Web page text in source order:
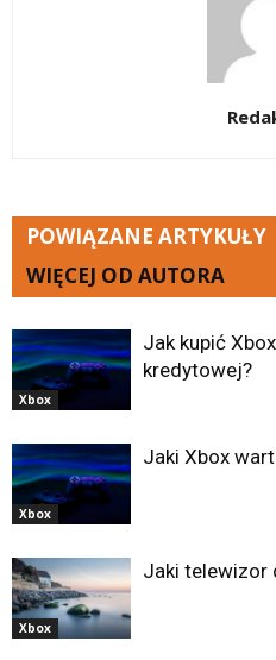
POWIĄZANE ARTYKUŁY
WIĘCEJ OD AUTORA
Xbox
Jak kupić
kredytowej?
Xbox
Jaki Xbox
Xbox
Jaki telewizor